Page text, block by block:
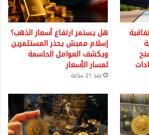
هل يستمر ارتفاع أسعار الذهب؟
إسلام مميش يحذر المستثمرين
ويكشف العوامل الحاسمة
لمسار الأسعار
منذ 21 ساعة